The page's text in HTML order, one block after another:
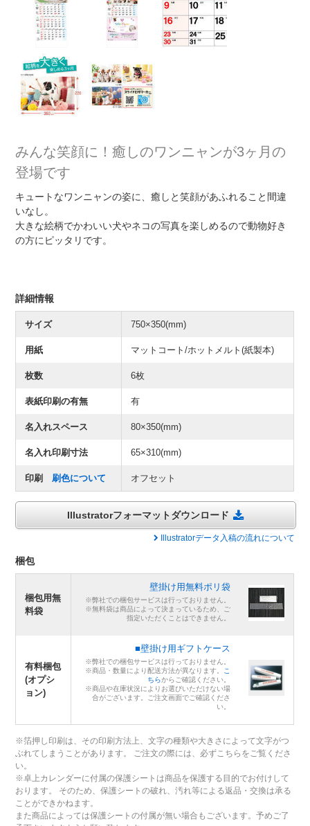
みんな笑顔に！癒しのワンニャンが3ヶ月の
登場です
キュートなワンニャンの姿に、癒しと笑顔があふれること間違
いなし。
大きな絵柄でかわいい犬やネコの写真を楽しめるので動物好き
の方にピッタリです。
詳細情報
サイズ 750×350(mm)
用紙 マットコート/ホットメルト(紙製本)
枚数 6枚
表紙印刷の有無 有
名入れスペース 80×350(mm)
名入れ印刷寸法 65×310(mm)
印刷刷色について オフセット
Illustratorフォーマットダウンロード
Illustratorデータ入稿の流れについて
梱包
梱包用無
料袋
壁掛け用無料ポリ袋
※弊社での梱包サービスは行っておりません。
※無料袋は商品によって決まっているため、ご
指定いただくことはできません。
有料梱包
(オプシ
ョン)
■壁掛け用ギフトケース
※弊社での梱包サービスは行っておりません。
※商品・数量により配送方法が異なります。 こ
ちらからご確認ください。
※商品や在庫状況によりお選びいただけない場
合がございます。ご注文画面でご確認くださ
い。
※箔押し印刷は、その印刷方法上、文字の種類や大きさによって文字がつ
ぶれてしまうことがあります。 ご注文の際には、必ずこちらをご覧くださ
い。
※卓上カレンダーに付属の保護シートは商品を保護する目的でお付けして
おります。 そのため、保護シートの破れ、汚れ等による返品・交換は承る
ことができかねます。
また商品によっては保護シートの付属が無い場合もございます。予めご了